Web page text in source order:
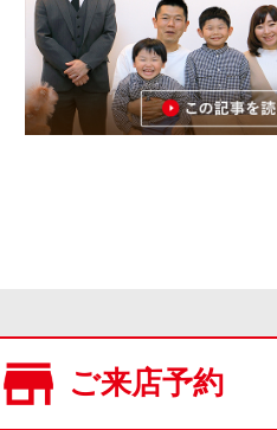
ご来店予約